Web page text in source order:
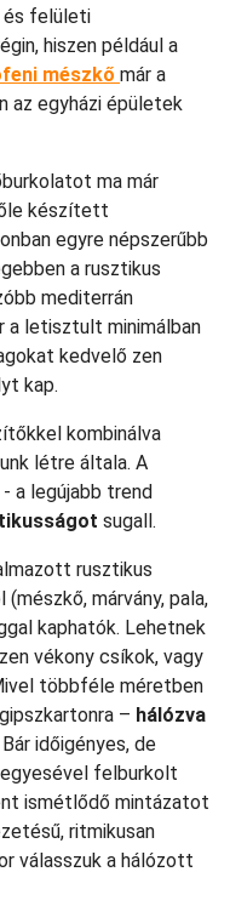
és felületi
hiszen például a
mészkő már a
az egyházi épületek
ma már
készített
egyre népszerűbb
a rusztikus
mediterrán
a letisztult minimálban
kedvelő zen
kap.
kombinálva
létre általa. A
a legújabb trend
sugall.
rusztikus
márvány, pala,
kaphatók. Lehetnek
vékony csíkok, vagy
többféle méretben
– hálózva
időigényes, de
felburkolt
ismétlődő mintázatot
ritmikusan
válasszuk a hálózott